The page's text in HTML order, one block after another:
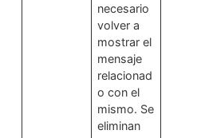
necesario
volver a
mostrar el
mensaje
relacionad
o con el
mismo. Se
eliminan